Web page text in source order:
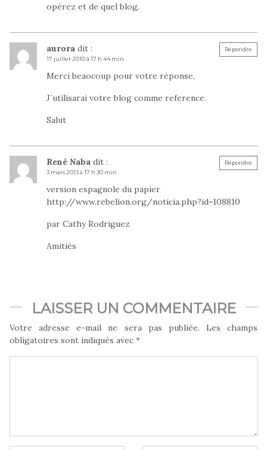
opérez et de quel blog.
aurora dit :
17 juillet 2010 à 17 h 44 min
Merci beaocoup pour votre réponse,
J´utilisarai votre blog comme reference.
Salut
Répondre
René Naba dit :
3 mars 2013 à 17 h 30 min
version espagnole du papier
http://www.rebelion.org/noticia.php?id=108810
par Cathy Rodriguez
Amitiés
Répondre
LAISSER UN COMMENTAIRE
Votre adresse e-mail ne sera pas publiée.
Les champs
obligatoires sont indiqués avec *